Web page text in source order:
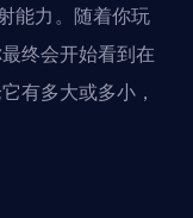
能力。随着你玩
终会开始看到在
有多大或多小，